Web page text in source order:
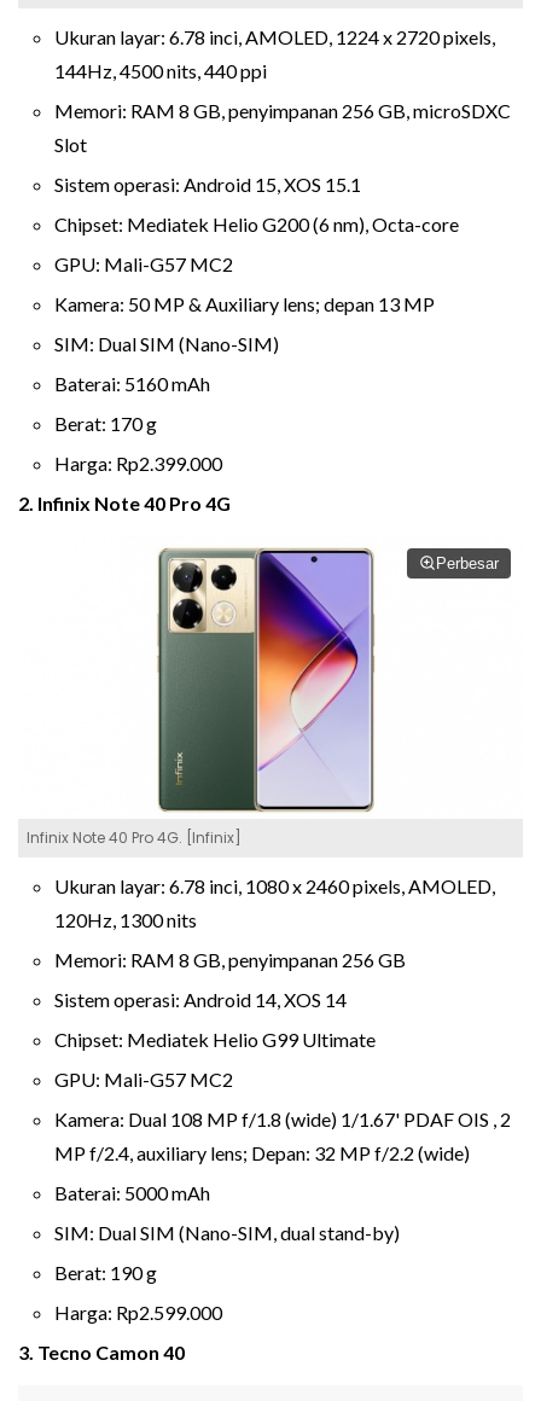
Ukuran layar: 6.78 inci, AMOLED, 1224 x 2720 pixels,
144Hz, 4500 nits, 440 ppi
Memori: RAM 8 GB, penyimpanan 256 GB, microSDXC
Slot
Sistem operasi: Android 15, XOS 15.1
Chipset: Mediatek Helio G200 (6 nm), Octa-core
GPU: Mali-G57 MC2
Kamera: 50 MP & Auxiliary lens; depan 13 MP
SIM: Dual SIM (Nano-SIM)
Baterai: 5160 mAh
Berat: 170 g
Harga: Rp2.399.000
2. Infinix Note 40 Pro 4G
Perbesar
Infinix Note 40 Pro 4G. [Infinix]
Ukuran layar: 6.78 inci, 1080 x 2460 pixels, AMOLED,
120Hz, 1300 nits
Memori: RAM 8 GB, penyimpanan 256 GB
Sistem operasi: Android 14, XOS 14
Chipset: Mediatek Helio G99 Ultimate
GPU: Mali-G57 MC2
Kamera: Dual 108 MP f/1.8 (wide) 1/1.67' PDAF OIS , 2
MP f/2.4, auxiliary lens; Depan: 32 MP f/2.2 (wide)
Baterai: 5000 mAh
SIM: Dual SIM (Nano-SIM, dual stand-by)
Berat: 190 g
Harga: Rp2.599.000
3. Tecno Camon 40